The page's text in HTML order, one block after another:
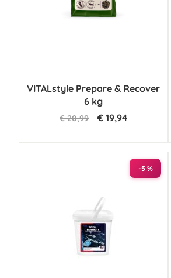
VITALstyle Prepare & Recover
6 kg
€ 20,99 € 19,94
-5 %